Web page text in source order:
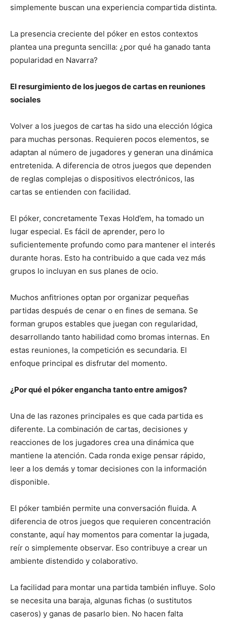
simplemente buscan una experiencia compartida distinta.
La presencia creciente del póker en estos contextos
plantea una pregunta sencilla: ¿por qué ha ganado tanta
popularidad en Navarra?
El resurgimiento de los juegos de cartas en reuniones
sociales
Volver a los juegos de cartas ha sido una elección lógica
para muchas personas. Requieren pocos elementos, se
adaptan al número de jugadores y generan una dinámica
entretenida. A diferencia de otros juegos que dependen
de reglas complejas o dispositivos electrónicos, las
cartas se entienden con facilidad.
El póker, concretamente Texas Hold’em, ha tomado un
lugar especial. Es fácil de aprender, pero lo
suficientemente profundo como para mantener el interés
durante horas. Esto ha contribuido a que cada vez más
grupos lo incluyan en sus planes de ocio.
Muchos anfitriones optan por organizar pequeñas
partidas después de cenar o en fines de semana. Se
forman grupos estables que juegan con regularidad,
desarrollando tanto habilidad como bromas internas. En
estas reuniones, la competición es secundaria. El
enfoque principal es disfrutar del momento.
¿Por qué el póker engancha tanto entre amigos?
Una de las razones principales es que cada partida es
diferente. La combinación de cartas, decisiones y
reacciones de los jugadores crea una dinámica que
mantiene la atención. Cada ronda exige pensar rápido,
leer a los demás y tomar decisiones con la información
disponible.
El póker también permite una conversación fluida. A
diferencia de otros juegos que requieren concentración
constante, aquí hay momentos para comentar la jugada,
reír o simplemente observar. Eso contribuye a crear un
ambiente distendido y colaborativo.
La facilidad para montar una partida también influye. Solo
se necesita una baraja, algunas fichas (o sustitutos
caseros) y ganas de pasarlo bien. No hacen falta